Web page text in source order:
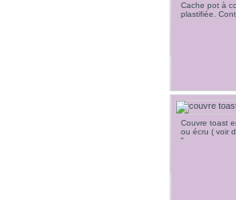
Cache pot à
plastifiée.
Couvre toast
ou écru ( voir
"